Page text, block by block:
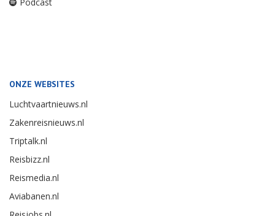
Podcast
ONZE WEBSITES
Luchtvaartnieuws.nl
Zakenreisnieuws.nl
Triptalk.nl
Reisbizz.nl
Reismedia.nl
Aviabanen.nl